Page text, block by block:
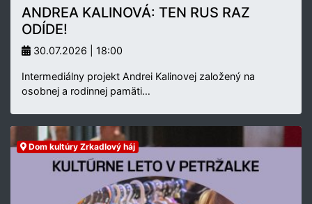
ANDREA KALINOVÁ: TEN RUS RAZ
ODÍDE!
30.07.2026 | 18:00
Intermediálny projekt Andrei Kalinovej založený na
osobnej a rodinnej pamäti…
Dom kultúry Zrkadlový háj